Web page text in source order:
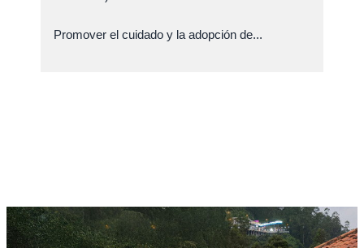
Promover el cuidado y la adopción de...